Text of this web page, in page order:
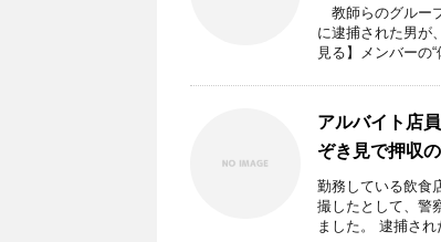
教師らのグルー
に逮捕された男が
見る】メンバーの
アルバイト店
ぞき見で押収
勤務している飲食
撮したとして、警
ました。 逮捕さ